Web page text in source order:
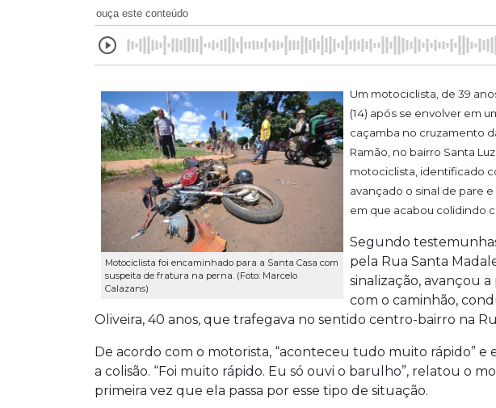
ouça este conteúdo
Motociclista foi encaminhado para a Santa Casa com
suspeita de fratura na perna. (Foto: Marcelo
Calazans)
Um motociclista, de 39
(14) após se envolver em
caçamba no cruzamento
Ramão, no bairro Santa
motociclista, identificado
avançado o sinal de pare
em que acabou colidindo
Segundo
pela Rua Santa
sinalização, avançou
com o caminhão,
Oliveira, 40 anos, que trafegava no sentido centro-bairro na
De acordo com o motorista, “aconteceu tudo muito rápido” e
a colisão. “Foi muito rápido. Eu só ouvi o barulho”, relatou o
primeira vez que ela passa por esse tipo de situação.